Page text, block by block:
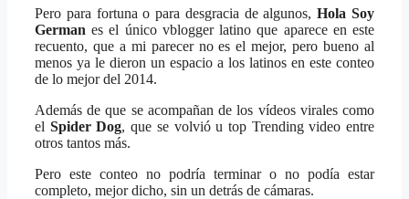
Pero para fortuna o para desgracia de algunos,Hola Soy
German es el único vblogger latino que aparece en este
recuento, que a mi parecer no es el mejor, pero bueno al
menos ya le dieron un espacio a los latinos en este conteo
de lo mejor del 2014.
Además de que se acompañan de los vídeos virales como
el Spider Dog, que se volvió u top Trending video entre
otros tantos más.
Pero este conteo no podría terminar o no podía estar
completo, mejor dicho, sin un detrás de cámaras.